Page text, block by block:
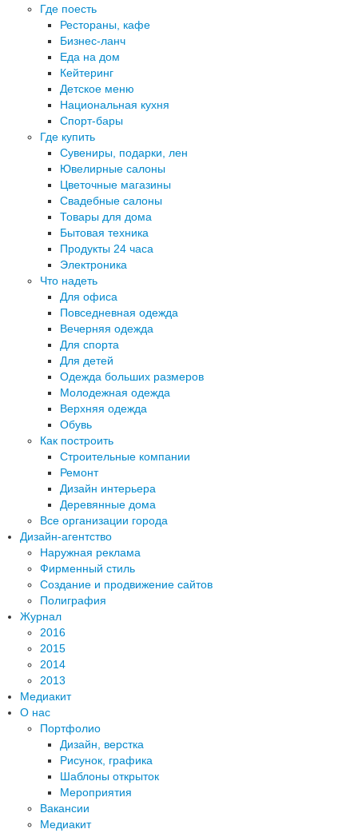
Где поесть
Рестораны, кафе
Бизнес-ланч
Еда на дом
Кейтеринг
Детское меню
Национальная кухня
Спорт-бары
Где купить
Сувениры, подарки, лен
Ювелирные салоны
Цветочные магазины
Свадебные салоны
Товары для дома
Бытовая техника
Продукты 24 часа
Электроника
Что надеть
Для офиса
Повседневная одежда
Вечерняя одежда
Для спорта
Для детей
Одежда больших размеров
Молодежная одежда
Верхняя одежда
Обувь
Как построить
Строительные компании
Ремонт
Дизайн интерьера
Деревянные дома
Все организации города
Дизайн-агентство
Наружная реклама
Фирменный стиль
Создание и продвижение сайтов
Полиграфия
Журнал
2016
2015
2014
2013
Медиакит
О нас
Портфолио
Дизайн, верстка
Рисунок, графика
Шаблоны открыток
Мероприятия
Вакансии
Медиакит